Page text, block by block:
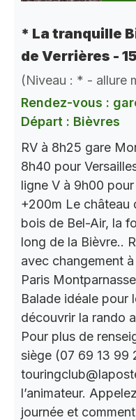
* La tranquille
de Verrières -
(Niveau : * - allure
Rendez-vous :
Départ : Bièvres
RV à 8h25 gare
8h40 pour
ligne V à 9h00
+200m Le château
bois de Bel-Air, la
long de la Bièvre..
avec changement
Paris
Balade idéale pour
découvrir la rando
Pour plus de
siège (07 69 13 99
l’animateur.
journée et